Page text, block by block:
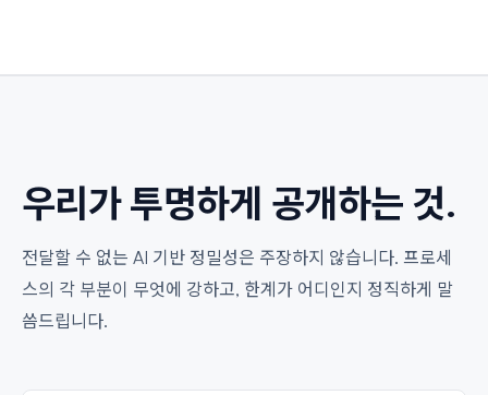
우리가 투명하게 공개하는 것.
전달할 수 없는 AI 기반 정밀성은 주장하지 않습니다. 프로세
스의 각 부분이 무엇에 강하고, 한계가 어디인지 정직하게 말
씀드립니다.